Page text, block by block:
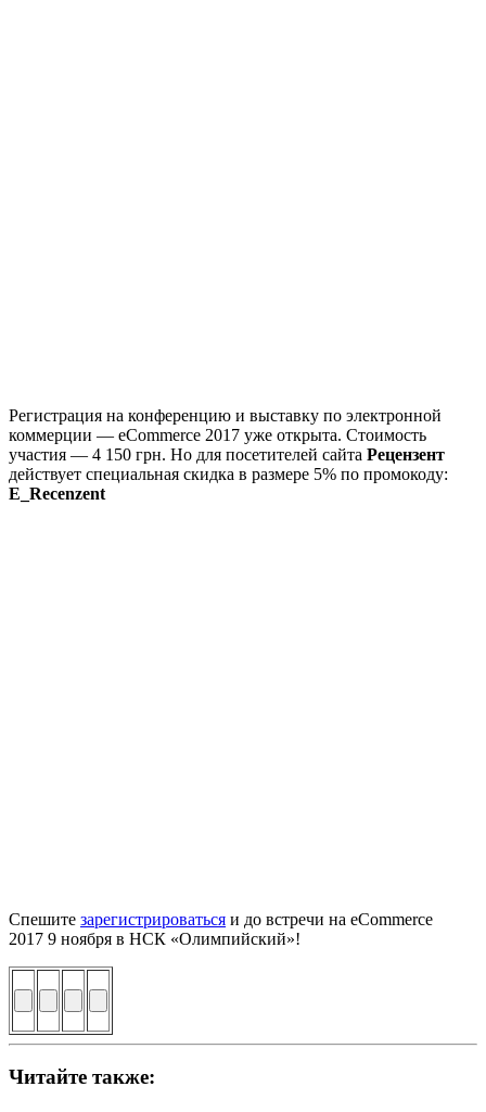
Регистрация на конференцию и выставку по электронной
коммерции — eCommerce 2017 уже открыта. Стоимость
участия — 4 150 грн. Но для посетителей сайта Рецензент
действует специальная скидка в размере 5% по промокоду:
E_Recenzent
Спешите зарегистрироваться и до встречи на eCommerce
2017 9 ноября в НСК «Олимпийский»!
Читайте также: